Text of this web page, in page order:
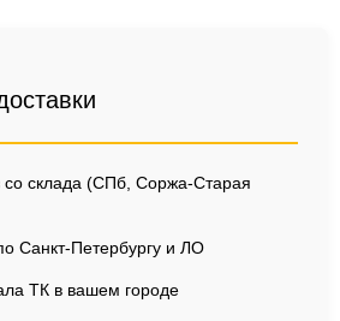
склада (СПб, Соржа-Старая
Санкт-Петербургу и ЛО
ТК в вашем городе